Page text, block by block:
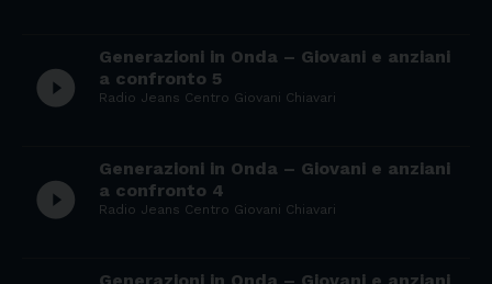
play_circle_filled
Generazioni in Onda – Giovani e anziani
a confronto 5
Radio Jeans Centro Giovani Chiavari
play_circle_filled
Generazioni in Onda – Giovani e anziani
a confronto 4
Radio Jeans Centro Giovani Chiavari